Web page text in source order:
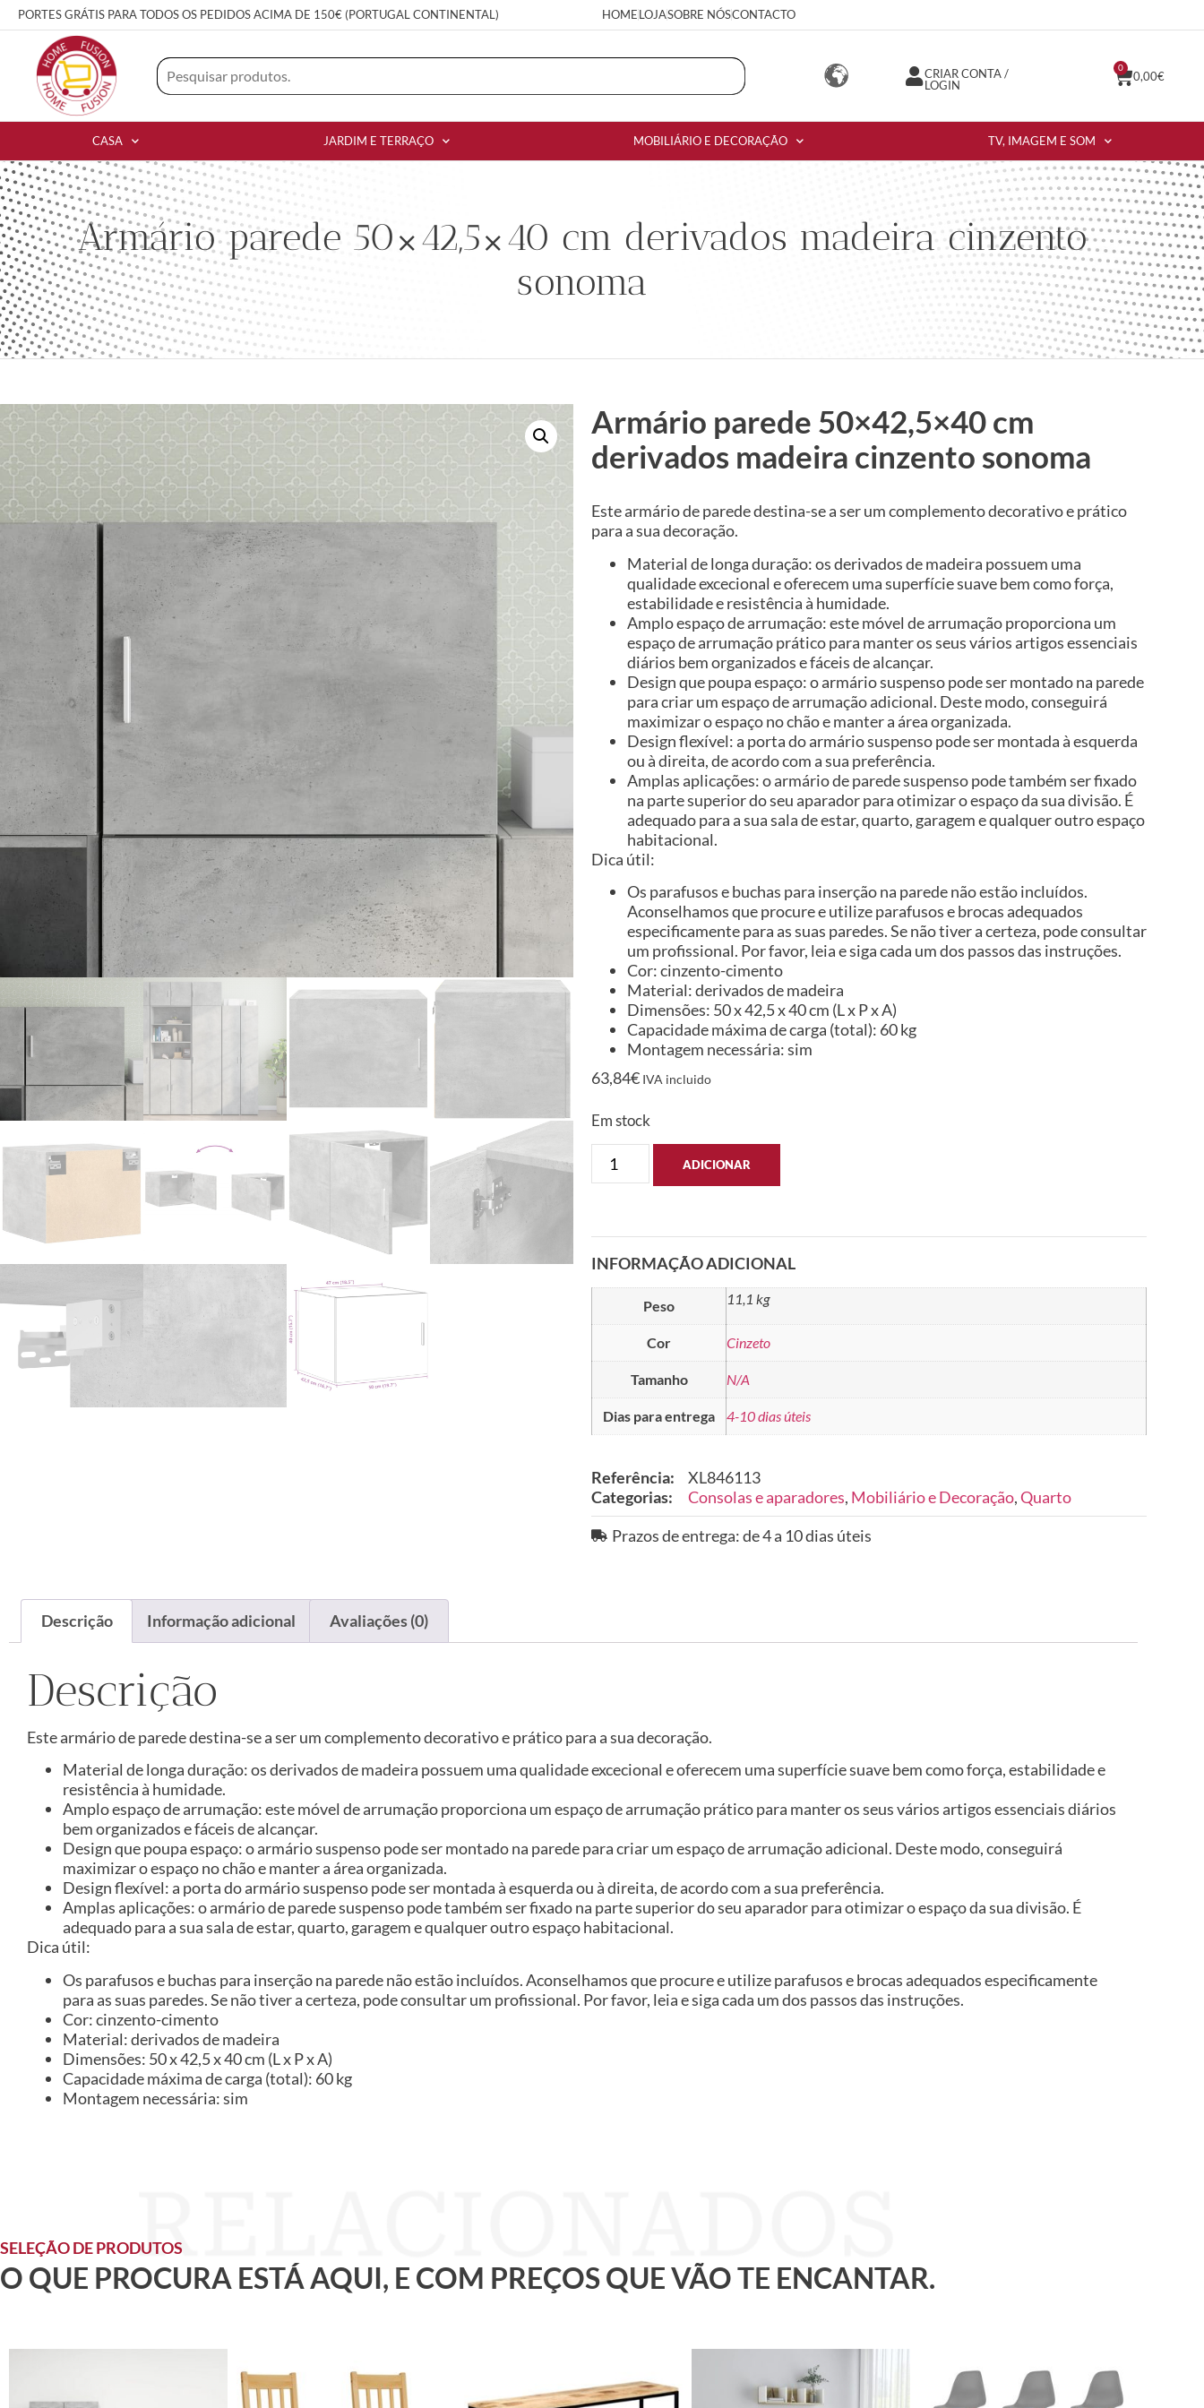
PORTES GRÁTIS PARA TODOS OS PEDIDOS ACIMA DE 150€ (PORTUGAL CONTINENTAL) HOMELOJASOBRE NÓSCONTACTO
CRIAR CONTA /
LOGIN
0,00€
0
CASA JARDIM E TERRAÇO MOBILIÁRIO E DECORAÇÃO TV, IMAGEM E SOM
Armário parede 50×42,5×40 cm derivados madeira cinzento
sonoma
Armário parede 50×42,5×40 cm
derivados madeira cinzento sonoma
Este armário de parede destina-se a ser um complemento decorativo e prático
para a sua decoração.
Material de longa duração: os derivados de madeira possuem uma
qualidade excecional e oferecem uma superfície suave bem como força,
estabilidade e resistência à humidade.
Amplo espaço de arrumação: este móvel de arrumação proporciona um
espaço de arrumação prático para manter os seus vários artigos essenciais
diários bem organizados e fáceis de alcançar.
Design que poupa espaço: o armário suspenso pode ser montado na parede
para criar um espaço de arrumação adicional. Deste modo, conseguirá
maximizar o espaço no chão e manter a área organizada.
Design flexível: a porta do armário suspenso pode ser montada à esquerda
ou à direita, de acordo com a sua preferência.
Amplas aplicações: o armário de parede suspenso pode também ser fixado
na parte superior do seu aparador para otimizar o espaço da sua divisão. É
adequado para a sua sala de estar, quarto, garagem e qualquer outro espaço
habitacional.
Dica útil:
Os parafusos e buchas para inserção na parede não estão incluídos.
Aconselhamos que procure e utilize parafusos e brocas adequados
especificamente para as suas paredes. Se não tiver a certeza, pode consultar
um profissional. Por favor, leia e siga cada um dos passos das instruções.
Cor: cinzento-cimento
Material: derivados de madeira
Dimensões: 50 x 42,5 x 40 cm (L x P x A)
Capacidade máxima de carga (total): 60 kg
Montagem necessária: sim
63,84€ IVA incluido
Em stock
ADICIONAR
INFORMAÇÃO ADICIONAL
Peso 11,1 kg
Cor Cinzeto
Tamanho N/A
Dias para entrega 4-10 dias úteis
Referência:
XL846113
Categorias:
Consolas e aparadores, Mobiliário e Decoração,Quarto
Prazos de entrega: de 4 a 10 dias úteis
Descrição Informação adicional Avaliações (0)
Descrição
Este armário de parede destina-se a ser um complemento decorativo e prático para a sua decoração.
Material de longa duração: os derivados de madeira possuem uma qualidade excecional e oferecem uma superfície suave bem como força, estabilidade e
resistência à humidade.
Amplo espaço de arrumação: este móvel de arrumação proporciona um espaço de arrumação prático para manter os seus vários artigos essenciais diários
bem organizados e fáceis de alcançar.
Design que poupa espaço: o armário suspenso pode ser montado na parede para criar um espaço de arrumação adicional. Deste modo, conseguirá
maximizar o espaço no chão e manter a área organizada.
Design flexível: a porta do armário suspenso pode ser montada à esquerda ou à direita, de acordo com a sua preferência.
Amplas aplicações: o armário de parede suspenso pode também ser fixado na parte superior do seu aparador para otimizar o espaço da sua divisão. É
adequado para a sua sala de estar, quarto, garagem e qualquer outro espaço habitacional.
Dica útil:
Os parafusos e buchas para inserção na parede não estão incluídos. Aconselhamos que procure e utilize parafusos e brocas adequados especificamente
para as suas paredes. Se não tiver a certeza, pode consultar um profissional. Por favor, leia e siga cada um dos passos das instruções.
Cor: cinzento-cimento
Material: derivados de madeira
Dimensões: 50 x 42,5 x 40 cm (L x P x A)
Capacidade máxima de carga (total): 60 kg
Montagem necessária: sim
SELEÇÃO DE PRODUTOS
O QUE PROCURA ESTÁ AQUI, E COM PREÇOS QUE VÃO TE ENCANTAR.